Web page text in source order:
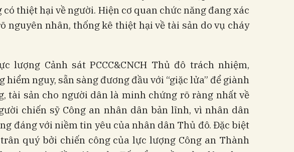
có thiệt hại về người. Hiện cơ quan chức năng đang xác
nguyên nhân, thống kê thiệt hại về tài sản do vụ cháy
lượng Cảnh sát PCCC&CNCH Thủ đô trách nhiệm,
hiểm nguy, sẵn sàng đương đầu với “giặc lửa” để giành
tài sản cho người dân là minh chứng rõ ràng nhất về
chiến sỹ Công an nhân dân bản lĩnh, vì nhân dân
đáng với niềm tin yêu của nhân dân Thủ đô. Đặc biệt
quý bởi chiến công của lực lượng Công an Thành